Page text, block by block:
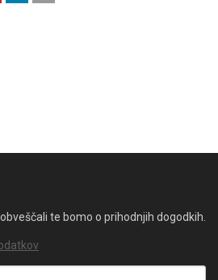
te bomo o prihodnjih dogodkih.